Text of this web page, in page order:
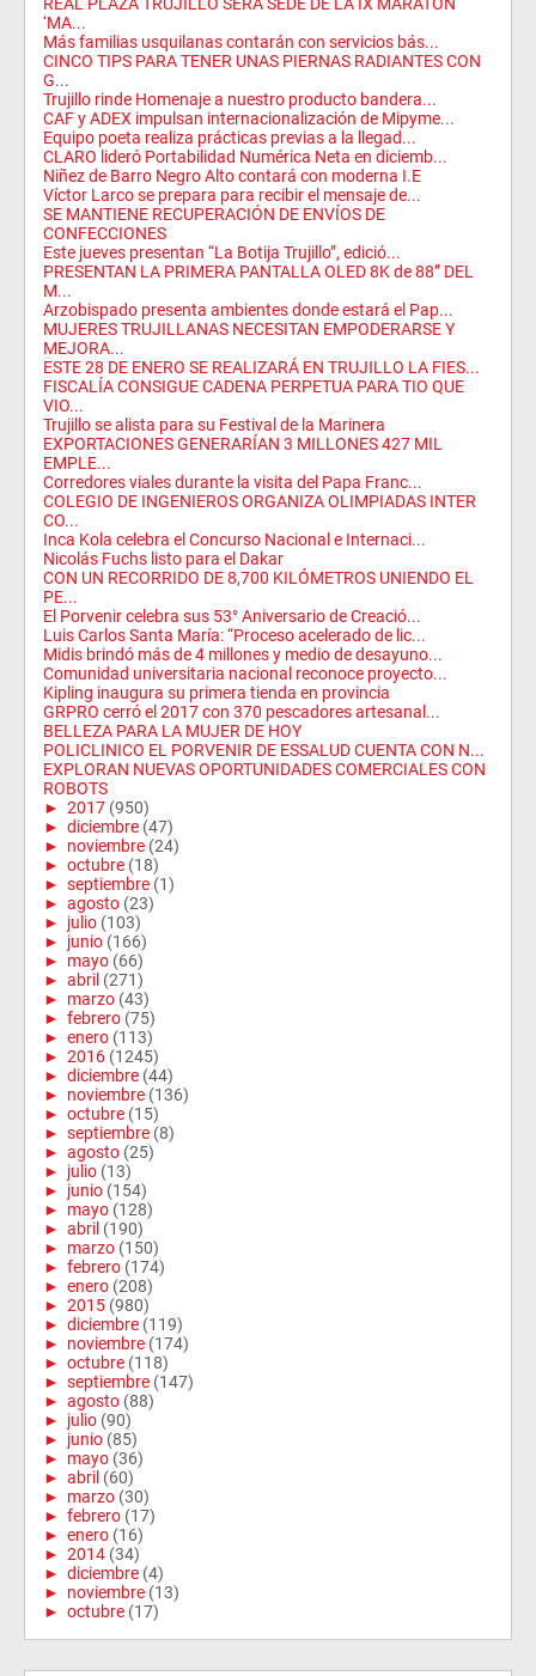
‘MA...
Más familias usquilanas contarán con servicios bás...
CINCO TIPS PARA TENER UNAS PIERNAS RADIANTES CON
G...
Trujillo rinde Homenaje a nuestro producto bandera...
CAF y ADEX impulsan internacionalización de Mipyme...
Equipo poeta realiza prácticas previas a la llegad...
CLARO lideró Portabilidad Numérica Neta en diciemb...
Niñez de Barro Negro Alto contará con moderna I.E
Víctor Larco se prepara para recibir el mensaje de...
SE MANTIENE RECUPERACIÓN DE ENVÍOS DE
CONFECCIONES
Este jueves presentan “La Botija Trujillo”, edició...
PRESENTAN LA PRIMERA PANTALLA OLED 8K de 88” DEL
M...
Arzobispado presenta ambientes donde estará el Pap...
MUJERES TRUJILLANAS NECESITAN EMPODERARSE Y
MEJORA...
ESTE 28 DE ENERO SE REALIZARÁ EN TRUJILLO LA FIES...
FISCALÍA CONSIGUE CADENA PERPETUA PARA TIO QUE
VIO...
Trujillo se alista para su Festival de la Marinera
EXPORTACIONES GENERARÍAN 3 MILLONES 427 MIL
EMPLE...
Corredores viales durante la visita del Papa Franc...
COLEGIO DE INGENIEROS ORGANIZA OLIMPIADAS INTER
CO...
Inca Kola celebra el Concurso Nacional e Internaci...
Nicolás Fuchs listo para el Dakar
CON UN RECORRIDO DE 8,700 KILÓMETROS UNIENDO EL
PE...
El Porvenir celebra sus 53° Aniversario de Creació...
Luis Carlos Santa María: “Proceso acelerado de lic...
Midis brindó más de 4 millones y medio de desayuno...
Comunidad universitaria nacional reconoce proyecto...
Kipling inaugura su primera tienda en provincia
GRPRO cerró el 2017 con 370 pescadores artesanal...
BELLEZA PARA LA MUJER DE HOY
POLICLINICO EL PORVENIR DE ESSALUD CUENTA CON N...
EXPLORAN NUEVAS OPORTUNIDADES COMERCIALES CON
ROBOTS
► 2017 (950)
► diciembre (47)
► noviembre (24)
► octubre (18)
► septiembre (1)
► agosto (23)
► julio (103)
► junio (166)
► mayo (66)
► abril (271)
► marzo (43)
► febrero (75)
► enero (113)
► 2016 (1245)
► diciembre (44)
► noviembre (136)
► octubre (15)
► septiembre (8)
► agosto (25)
► julio (13)
► junio (154)
► mayo (128)
► abril (190)
► marzo (150)
► febrero (174)
► enero (208)
► 2015 (980)
► diciembre (119)
► noviembre (174)
► octubre (118)
► septiembre (147)
► agosto (88)
► julio (90)
► junio (85)
► mayo (36)
► abril (60)
► marzo (30)
► febrero (17)
► enero (16)
► 2014 (34)
► diciembre (4)
► noviembre (13)
► octubre (17)